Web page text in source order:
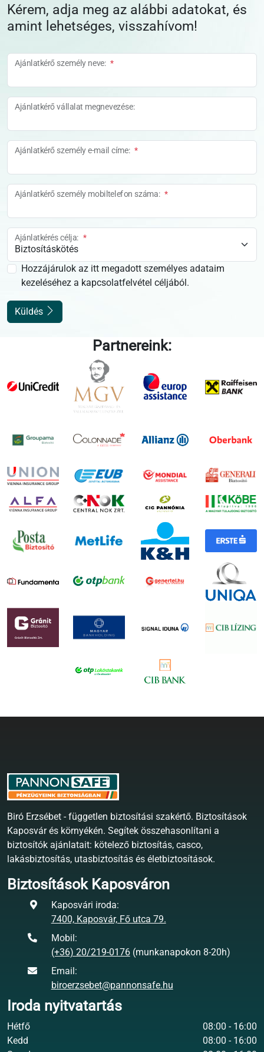
Kérem, adja meg az alábbi adatokat, és
amint lehetséges, visszahívom!
Ajánlatkérő személy neve: *
Ajánlatkérő vállalat megnevezése:
Ajánlatkérő személy e-mail címe: *
Ajánlatkérő személy mobiltelefon száma: *
Ajánlatkérés célja: *
Hozzájárulok az itt megadott személyes adataim
kezeléséhez a kapcsolatfelvétel céljából.
Küldés
Partnereink:
Biró Erzsébet - független biztosítási szakértő. Biztosítások
Kaposvár és környékén. Segítek összehasonlítani a
biztosítók ajánlatait: kötelező biztosítás, casco,
lakásbiztosítás, utasbiztosítás és életbiztosítások.
Biztosítások Kaposváron
Kaposvári iroda:
7400, Kaposvár, Fő utca 79.
Mobil:
(+36) 20/219-0176(munkanapokon 8-20h)
Email:
biroerzsebet@pannonsafe.hu
Iroda nyitvatartás
Hétfő
08:00 - 16:00
Kedd
08:00 - 16:00